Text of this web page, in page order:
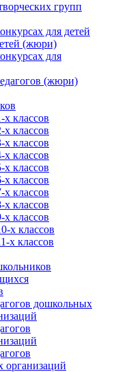
групп
для детей
(жюри)
для
(жюри)
классов
классов
классов
классов
классов
классов
классов
классов
классов
х классов
х классов
дошкольных
организаций